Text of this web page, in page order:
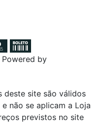
Powered by
deste site são válidos
não se aplicam a Loja
previstos no site